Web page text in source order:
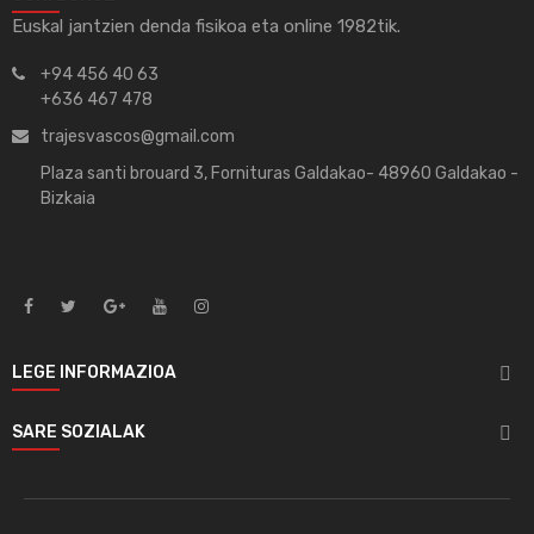
Euskal jantzien denda fisikoa eta online 1982tik.
+94 456 40 63
+636 467 478
trajesvascos@gmail.com
Plaza santi brouard 3, Fornituras Galdakao- 48960 Galdakao -
Bizkaia
LEGE INFORMAZIOA 
SARE SOZIALAK 